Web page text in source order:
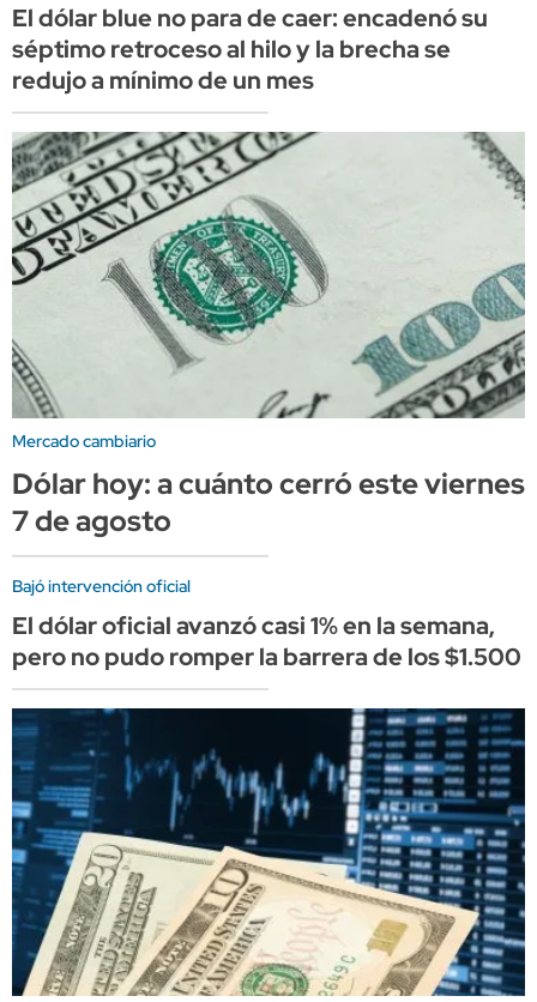
El dólar blue no para de caer: encadenó su
séptimo retroceso al hilo y la brecha se
redujo a mínimo de un mes
Mercado cambiario
Dólar hoy: a cuánto cerró este viernes
7 de agosto
Bajó intervención oficial
El dólar oficial avanzó casi 1% en la semana,
pero no pudo romper la barrera de los $1.500